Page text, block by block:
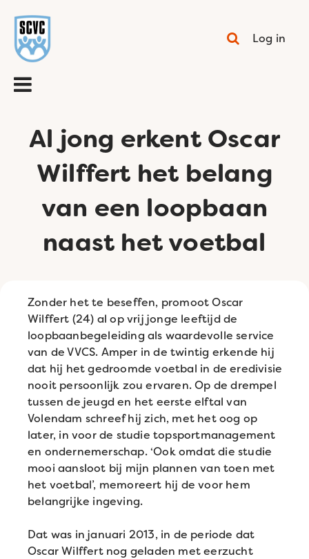
Log in
Al jong erkent Oscar
Wilffert het belang
van een loopbaan
naast het voetbal
Zonder het te beseffen, promoot Oscar
Wilffert (24) al op vrij jonge leeftijd de
loopbaanbegeleiding als waardevolle service
van de VVCS. Amper in de twintig erkende hij
dat hij het gedroomde voetbal in de eredivisie
nooit persoonlijk zou ervaren. Op de drempel
tussen de jeugd en het eerste elftal van
Volendam schreef hij zich, met het oog op
later, in voor de studie topsportmanagement
en ondernemerschap. ‘Ook omdat die studie
mooi aansloot bij mijn plannen van toen met
het voetbal’, memoreert hij de voor hem
belangrijke ingeving.
Dat was in januari 2013, in de periode dat
Oscar Wilffert nog geladen met eerzucht